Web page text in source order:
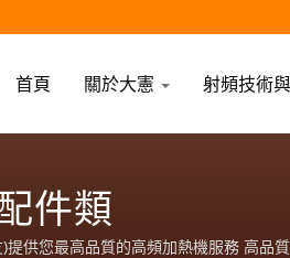
首頁 關於大憲 射頻技術
件類
提供您最高品質的高頻加熱機服務 高品